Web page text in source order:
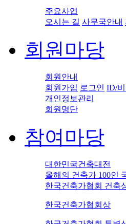
주요사업
오시는 길 사무국안내
회원마당
회원안내
회원가입 로그인 ID/비
개인정보관리
회원명단
참여마당
대한민국건축대전
올해의 건축가 100인
한국건축가협회 건축
한국건축가협회상